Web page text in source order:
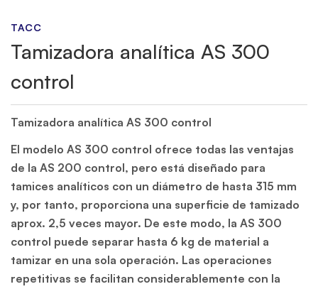
TACC
Tamizadora analítica AS 300
control
Tamizadora analítica AS 300 control
El modelo AS 300 control ofrece todas las ventajas
de la AS 200 control, pero está diseñado para
tamices analíticos con un diámetro de hasta 315 mm
y, por tanto, proporciona una superficie de tamizado
aprox. 2,5 veces mayor. De este modo, la AS 300
control puede separar hasta 6 kg de material a
tamizar en una sola operación. Las operaciones
repetitivas se facilitan considerablemente con la